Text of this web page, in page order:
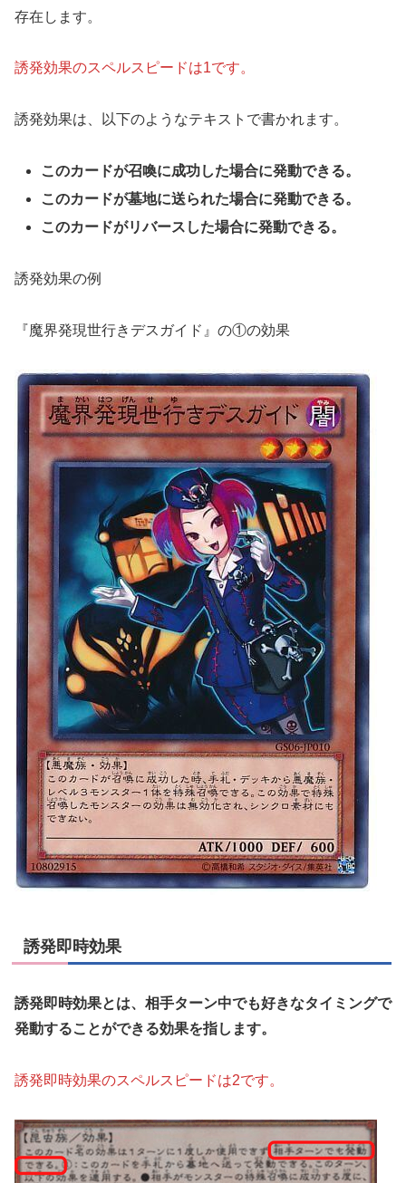
存在します。
誘発効果のスペルスピードは1です。
誘発効果は、以下のようなテキストで書かれます。
このカードが召喚に成功した場合に発動できる。
このカードが墓地に送られた場合に発動できる。
このカードがリバースした場合に発動できる。
誘発効果の例
『魔界発現世行きデスガイド』の①の効果
誘発即時効果
誘発即時効果とは、相手ターン中でも好きなタイミングで
発動することができる効果を指します。
誘発即時効果のスペルスピードは2です。